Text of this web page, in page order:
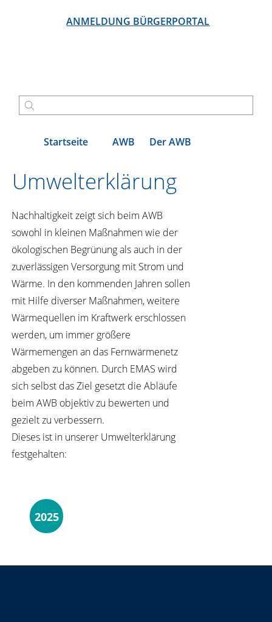
ANMELDUNG BÜRGERPORTAL
Startseite AWB Der AWB
Umwelterklärung
Nachhaltigkeit zeigt sich beim AWB
sowohl in kleinen Maßnahmen wie der
ökologischen Begrünung als auch in der
zuverlässigen Versorgung mit Strom und
Wärme. In den kommenden Jahren sollen
mit Hilfe diverser Maßnahmen, weitere
Wärmequellen im Kraftwerk erschlossen
werden, um immer größere
Wärmemengen an das Fernwärmenetz
abgeben zu können. Durch EMAS wird
sich selbst das Ziel gesetzt die Abläufe
beim AWB objektiv zu bewerten und
gezielt zu verbessern.
Dieses ist in unserer Umwelterklärung
festgehalten:
2025